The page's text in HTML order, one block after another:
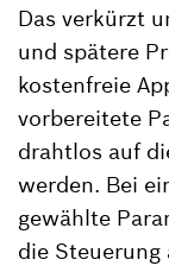
Das verkürzt
und spätere
kostenfreie
vorbereitete
drahtlos auf
werden. Bei
gewählte
die